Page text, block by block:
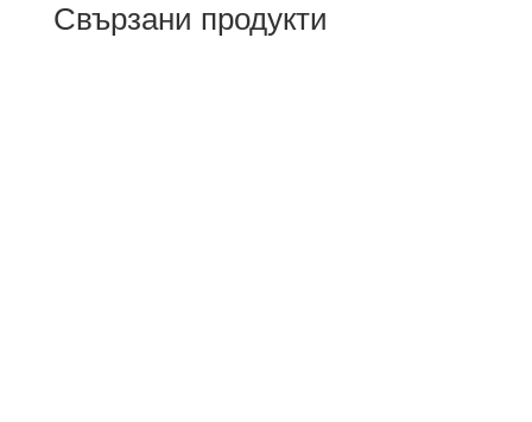
Свързани продукти